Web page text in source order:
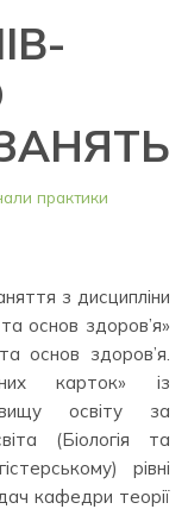
практики
з дисципліни
основ здоров’я»
основ здоров’я.
карток» із
освіту за
(Біологія та
рівні
кафедри теорії